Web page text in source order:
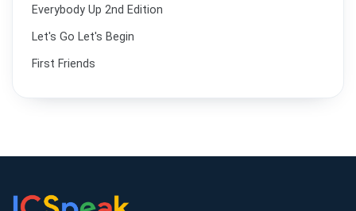
Everybody Up 2nd Edition
Let's Go Let's Begin
First Friends